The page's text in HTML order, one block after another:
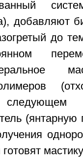
добавляют
до